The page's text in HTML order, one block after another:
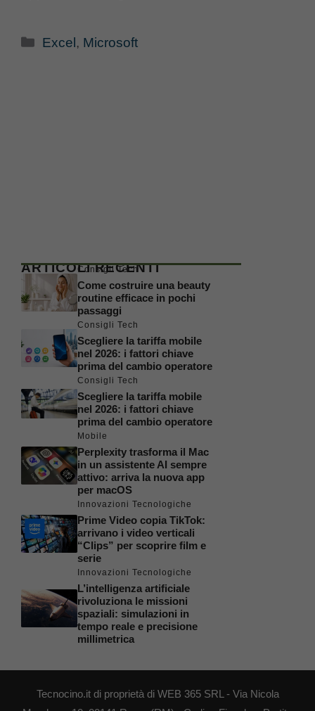
Categorie
Excel, Microsoft
ARTICOLI RECENTI
Consigli Tech
Come costruire una beauty
routine efficace in pochi
passaggi
Consigli Tech
Scegliere la tariffa mobile
nel 2026: i fattori chiave
prima del cambio operatore
Consigli Tech
Scegliere la tariffa mobile
nel 2026: i fattori chiave
prima del cambio operatore
Mobile
Perplexity trasforma il Mac
in un assistente AI sempre
attivo: arriva la nuova app
per macOS
Innovazioni Tecnologiche
Prime Video copia TikTok:
arrivano i video verticali
“Clips” per scoprire film e
serie
Innovazioni Tecnologiche
L’intelligenza artificiale
rivoluziona le missioni
spaziali: simulazioni in
tempo reale e precisione
millimetrica
Tecnocino.it di proprietà di WEB 365 SRL - Via Nicola